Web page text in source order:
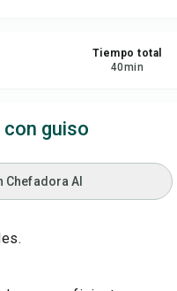
Tiempo total
40min
guiso
Chefadora AI